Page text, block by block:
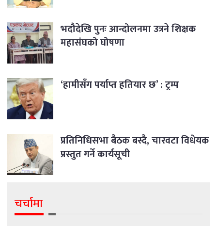
भदौदेखि पुनः आन्दोलनमा उत्रने शिक्षक
महासंघको घोषणा
‘हामीसँग पर्याप्त हतियार छ’ : ट्रम्प
प्रतिनिधिसभा बैठक बस्दै, चारवटा विधेयक
प्रस्तुत गर्ने कार्यसूची
चर्चामा